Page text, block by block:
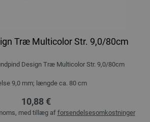
Træ Multicolor Str. 9,0/80cm
Design Træ Multicolor Str. 9,0/80cm
9,0 mm; længde ca. 80 cm
10,88 €
med tillæg af forsendelsesomkostninger